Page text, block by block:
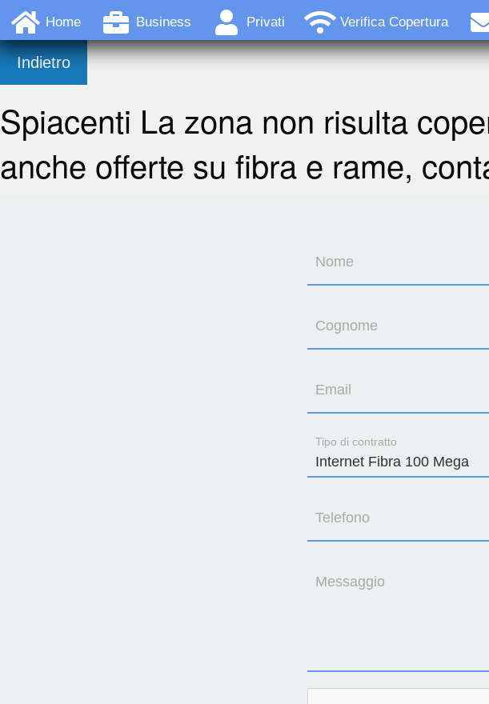
Home Business Privati Verifica Copertura
Indietro
Spiacenti La zona non risulta
anche offerte su fibra e rame,
Nome
Cognome
Email
Tipo di contratto
Telefono
Messaggio